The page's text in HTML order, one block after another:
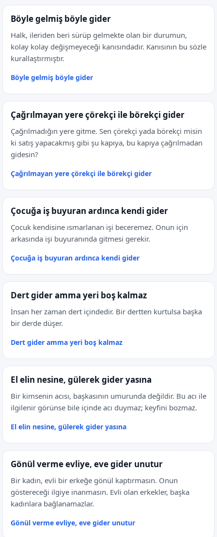
Böyle gelmiş böyle gider
Halk, ileriden beri sürüp gelmekte olan bir durumun,
kolay kolay değişmeyeceği kanısındadır. Kanısının bu sözle
kurallaştırmıştır.
Böyle gelmiş böyle gider
Çağrılmayan yere çörekçi ile börekçi gider
Çağrılmadığın yere gitme. Sen çörekçi yada börekçi misin
ki satış yapacakmış gibi şu kapıya, bu kapıya çağrılmadan
gidesin?
Çağrılmayan yere çörekçi ile börekçi gider
Çocuğa iş buyuran ardınca kendi gider
Çocuk kendisine ısmarlanan işi beceremez. Onun için
arkasında işi buyuranında gitmesi gerekir.
Çocuğa iş buyuran ardınca kendi gider
Dert gider amma yeri boş kalmaz
İnsan her zaman dert içindedir. Bir dertten kurtulsa başka
bir derde düşer.
Dert gider amma yeri boş kalmaz
El elin nesine, gülerek gider yasına
Bir kimsenin acısı, başkasının umurunda değildir. Bu acı ile
ilgilenir görünse bile içinde acı duymaz; keyfini bozmaz.
El elin nesine, gülerek gider yasına
Gönül verme evliye, eve gider unutur
Bir kadın, evli bir erkeğe gönül kaptırmasın. Onun
göstereceği ilgiye inanmasın. Evli olan erkekler, başka
kadınlara bağlanamazlar.
Gönül verme evliye, eve gider unutur